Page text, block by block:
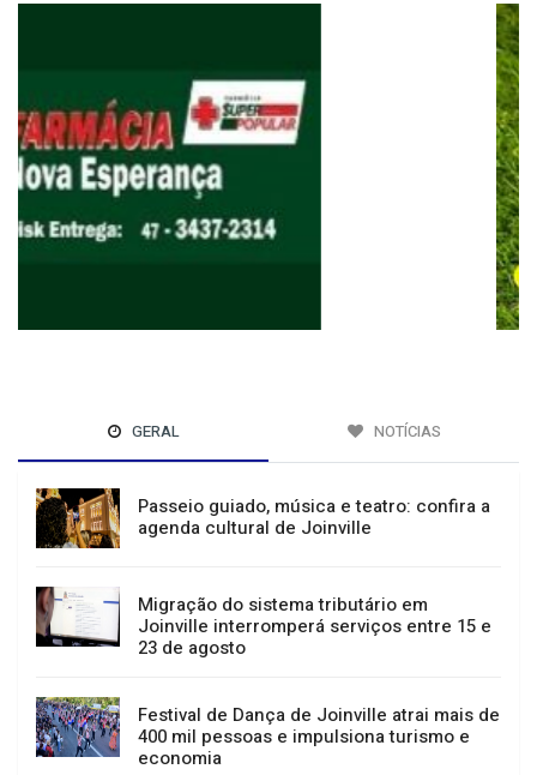
GERAL NOTÍCIAS
Passeio guiado, música e teatro: confira a
agenda cultural de Joinville
Migração do sistema tributário em
Joinville interromperá serviços entre 15 e
23 de agosto